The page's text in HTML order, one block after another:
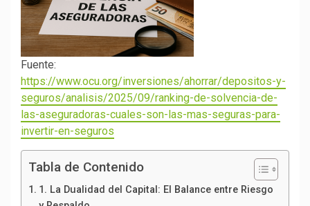
Fuente:
https://www.ocu.org/inversiones/ahorrar/depositos-y-
seguros/analisis/2025/09/ranking-de-solvencia-de-
las-aseguradoras-cuales-son-las-mas-seguras-para-
invertir-en-seguros
Tabla de Contenido
1. La Dualidad del Capital: El Balance entre Riesgo